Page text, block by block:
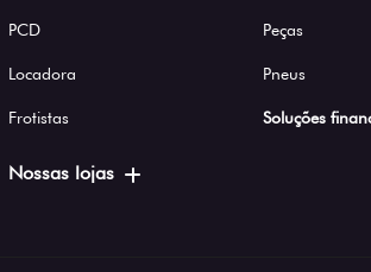
PCD
Locadora
Frotistas
Peças
Pneus
Soluções
Nossas lojas